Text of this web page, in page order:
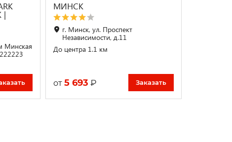
|
Минская
МИНСК
г. Минск, ул. Проспект
Независимости, д.11
До центра 1.1 км
от5 693 ₽ Заказать